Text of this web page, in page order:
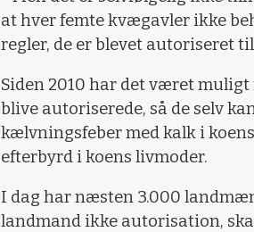
at hver femte kvægavler ikke
regler, de er blevet autoriseret
Siden 2010 har det været
blive autoriserede, så de selv
kælvningsfeber med kalk i
efterbyrd i koens livmoder.
I dag har næsten 3.000
landmand ikke autorisation,